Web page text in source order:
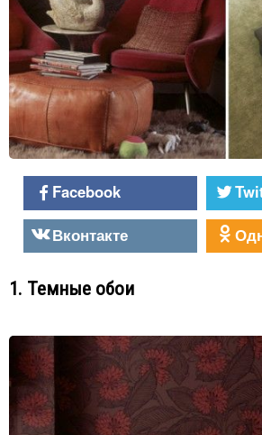
Facebook
Вконтакте
1. Темные обои